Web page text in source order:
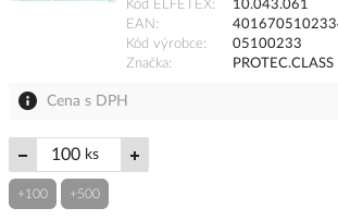
Kód ELFETEX
10.043.061
EAN
Kód výrobce
05100233
Značka
PROTEC.CLASS
Cena s DPH
ks
+100 +500